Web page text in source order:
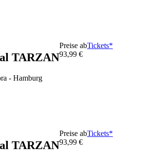
TARZAN
- Hamburg
Preise ab
93,99 €
Tickets*
TARZAN
Preise ab
93,99 €
Tickets*